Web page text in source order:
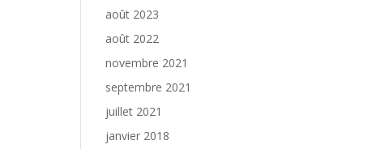
août 2023
août 2022
novembre 2021
septembre 2021
juillet 2021
janvier 2018